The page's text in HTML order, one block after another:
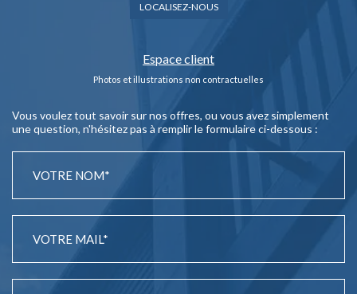
LOCALISEZ-NOUS
Espace client
Photos et illustrations non contractuelles
Vous voulez tout savoir sur nos offres, ou vous avez simplement
une question, n'hésitez pas à remplir le formulaire ci-dessous :